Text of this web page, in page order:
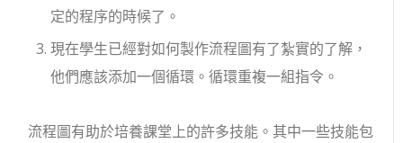
定的程序的時候了。
現在學生已經對如何製作流程圖有了紮實的了解，
他們應該添加一個循環。循環重複一組指令。
流程圖有助於培養課堂上的許多技能。其中一些技能包